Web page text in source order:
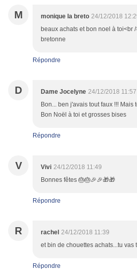
M monique la breto 24/12/2018
beaux achats et bon noel à toi<br
bretonne
Répondre
D Dame Jocelyne 24/12/2018 11:57
Bon... ben j'avais tout faux !!! Mais
Bon Noël à toi et grosses bises
Répondre
V Vivi 24/12/2018 11:49
Bonnes fêtes 🎂🎂🎉🎉🎁🎁
Répondre
R rachel 24/12/2018 11:39
et bin de chouettes achats...tu vas
Répondre